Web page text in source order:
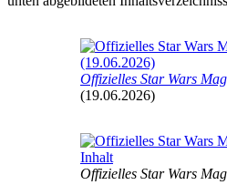
Offizielles Star Wars
(19.06.2026)
Offizielles Star Wars